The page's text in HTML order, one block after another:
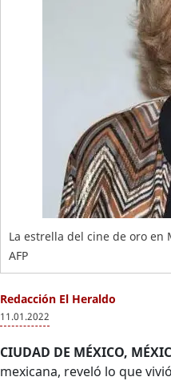
La estrella del cine de oro en
AFP
Redacción El Heraldo
11.01.2022
CIUDAD DE MÉXICO,
mexicana, reveló lo que